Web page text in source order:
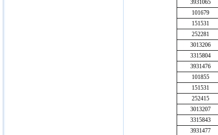
3931065
101679
151531
252281
3013206
3315804
3931476
101855
151531
252415
3013207
3315843
3931477